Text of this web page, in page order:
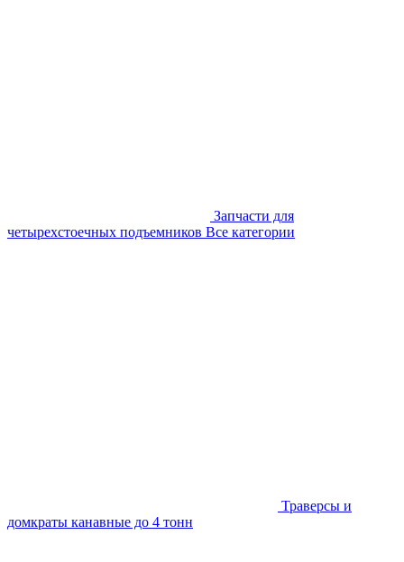
Запчасти для
четырехстоечных подъемников Все категории
Траверсы и
домкраты канавные до 4 тонн